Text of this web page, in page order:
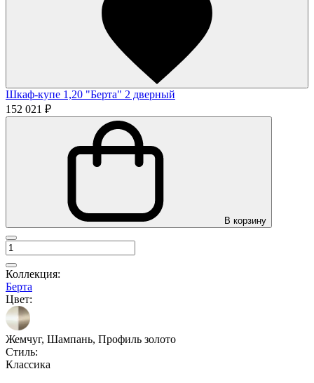
Шкаф-купе 1,20 "Берта" 2 дверный
152 021 ₽
В корзину
Коллекция:
Берта
Цвет:
Жемчуг, Шампань, Профиль золото
Стиль:
Классика